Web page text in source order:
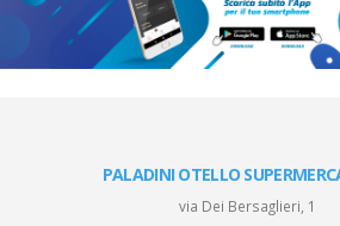
PALADINI OTELLO
via Dei Bersaglieri, 1